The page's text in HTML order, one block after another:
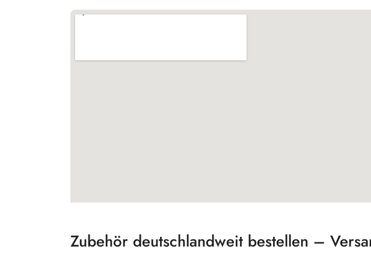
Zubehör deutschlandweit bestellen –